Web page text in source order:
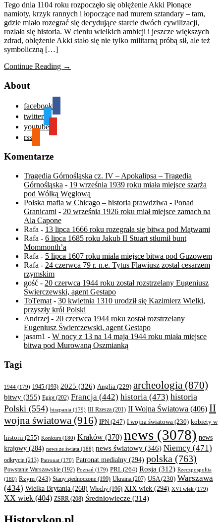
Tego dnia 1104 roku rozpoczęło się oblężenie Akki Płonące
namioty, krzyk rannych i łopoczące nad murem sztandary – tam,
gdzie miało rozegrać się decydujące starcie dwóch cywilizacji,
rozlała się historia. W cieniu wielkich ambicji i jeszcze większych
zdrad, oblężenie Akki stało się nie tylko militarną próbą sił, ale też
symboliczną […]
Continue Reading →
About
facebook
twitter
youtube
rss
Komentarze
Tragedia Górnośląska cz. IV – Apokalipsa – Tragedia
Górnośląska - 19 września 1939 roku miała miejsce szarża
pod Wólką Węglową
Polska mafia w Chicago – historia prawdziwa - Ponad
Granicami - 20 września 1926 roku miał miejsce zamach na
Ala Capone
Rafa - 13 lipca 1666 roku rozegrała się bitwa pod Mątwami
Rafa - 6 lipca 1685 roku Jakub II Stuart stłumił bunt
Mommonth’a
Rafa - 5 lipca 1607 roku miała miejsce bitwa pod Guzowem
Rafa - 24 czerwca 79 r. n.e. Tytus Flawiusz został cesarzem
rzymskim
gość - 20 czerwca 1944 roku został rozstrzelany Eugeniusz
Świerczewski, agent Gestapo
ToTemat - 30 kwietnia 1310 urodził się Kazimierz Wielki,
przyszły król Polski
Andrzej - 20 czerwca 1944 roku został rozstrzelany
Eugeniusz Świerczewski, agent Gestapo
jasam1 - W nocy z 13 na 14 maja 1944 roku miała miejsce
bitwa pod Murowaną Oszmianką
Tagi
1944 (179) 1945 (193) 2025 (326) Anglia (229) archeologia (870)
bitwy (355) Egipt(202) Francja (442) historia (473) historia
Polski (554) hiszpania (179) III Rzesza (201) II Wojna Światowa (406) II
wojna światowa (916) IPN (247) I wojna światowa (230) kobiety w
historii (255) Konkurs (180) Kraków (370) news (3078) news
krajowy (284) news ze świata (188) news światowy (346) Niemcy (471)
odkrycie (213) Patronat (170) Patronat medialny (294) polska (763)
Powstanie Warszawskie (192) Poznań (179) PRL(264) Rosja (312) Rzeczpospolita
(180) Rzym (243) Stany zjednoczone (199) Ukraina (207) USA(230) Warszawa
(434) Wielka Brytania (268) Włochy (196) XIX wiek (294) XVI wiek (179)
XX wiek (404) ZSRR (208) Średniowiecze (314)